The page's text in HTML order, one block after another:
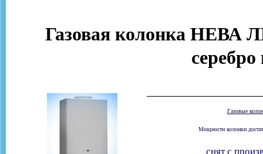
Газовая колонка НЕВА
Газовые
Мощности колонки
снят с